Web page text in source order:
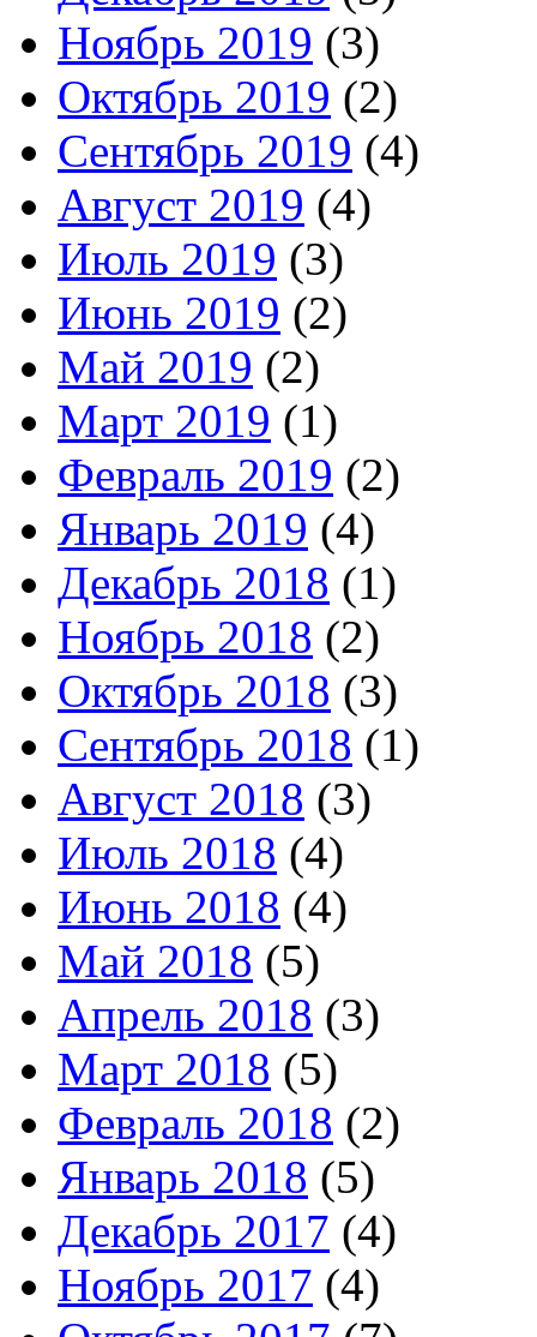
Ноябрь 2019 (3)
Октябрь 2019 (2)
Сентябрь 2019 (4)
Август 2019 (4)
Июль 2019 (3)
Июнь 2019 (2)
Май 2019 (2)
Март 2019 (1)
Февраль 2019 (2)
Январь 2019 (4)
Декабрь 2018 (1)
Ноябрь 2018 (2)
Октябрь 2018 (3)
Сентябрь 2018 (1)
Август 2018 (3)
Июль 2018 (4)
Июнь 2018 (4)
Май 2018 (5)
Апрель 2018 (3)
Март 2018 (5)
Февраль 2018 (2)
Январь 2018 (5)
Декабрь 2017 (4)
Ноябрь 2017 (4)